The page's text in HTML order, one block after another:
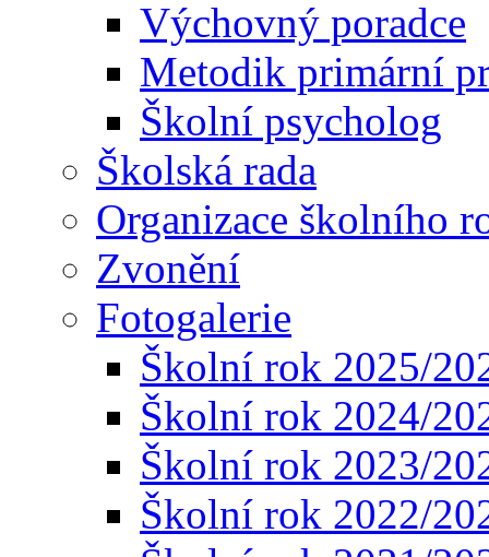
Výchovný poradce
Metodik primární
Školní psycholog
Školská rada
Organizace školního
Zvonění
Fotogalerie
Školní rok 2025/
Školní rok 2024/
Školní rok 2023/
Školní rok 2022/